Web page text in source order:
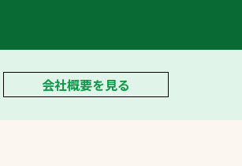
会社概要を見る